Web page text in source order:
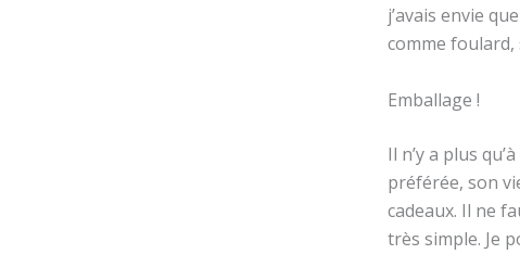
j’avais envie
comme
Emballage !
Il n’y a plus
préférée, son
cadeaux. Il ne
très simple. Je